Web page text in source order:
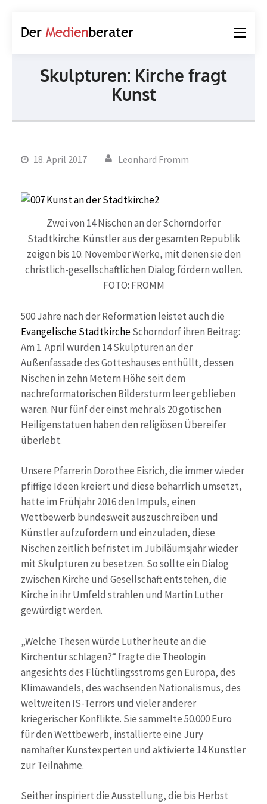
Skulpturen: Kirche fragt
Kunst
18. April 2017 Leonhard Fromm
Zwei von 14 Nischen an der Schorndorfer
Stadtkirche: Künstler aus der gesamten Republik
zeigen bis 10. November Werke, mit denen sie den
christlich-gesellschaftlichen Dialog fördern wollen.
FOTO: FROMM
500 Jahre nach der Reformation leistet auch die
Evangelische StadtkircheSchorndorf ihren Beitrag:
Am 1. April wurden 14 Skulpturen an der
Außenfassade des Gotteshauses enthüllt, dessen
Nischen in zehn Metern Höhe seit dem
nachreformatorischen Bildersturm leer geblieben
waren. Nur fünf der einst mehr als 20 gotischen
Heiligenstatuen haben den religiösen Übereifer
überlebt.
Unsere Pfarrerin Dorothee Eisrich, die immer wieder
pfiffige Ideen kreiert und diese beharrlich umsetzt,
hatte im Frühjahr 2016 den Impuls, einen
Wettbewerb bundesweit auszuschreiben und
Künstler aufzufordern und einzuladen, diese
Nischen zeitlich befristet im Jubiläumsjahr wieder
mit Skulpturen zu besetzen. So sollte ein Dialog
zwischen Kirche und Gesellschaft entstehen, die
Kirche in ihr Umfeld strahlen und Martin Luther
gewürdigt werden.
„Welche Thesen würde Luther heute an die
Kirchentür schlagen?“ fragte die Theologin
angesichts des Flüchtlingsstroms gen Europa, des
Klimawandels, des wachsenden Nationalismus, des
weltweiten IS-Terrors und vieler anderer
kriegerischer Konflikte. Sie sammelte 50.000 Euro
für den Wettbewerb, installierte eine Jury
namhafter Kunstexperten und aktivierte 14 Künstler
zur Teilnahme.
Seither inspiriert die Ausstellung, die bis Herbst